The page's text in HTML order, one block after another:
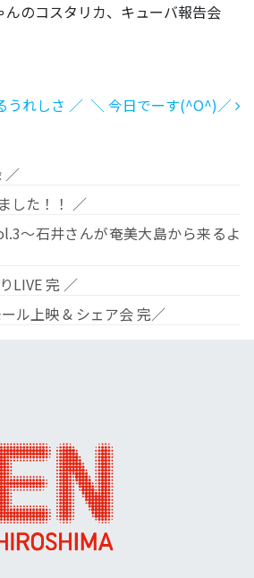
のコスタリカ、キューバ報告会
ーション
うれしさ ／ ＼ 今日でーす(^O^)／
／
した！！ ／
〜石井さんが奄美大島から来るよ
LIVE 完 ／
ル上映 & シェア会 完／